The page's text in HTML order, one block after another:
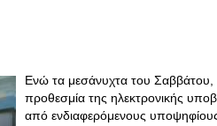
Ενώ τα μεσάνυχτα του Σαββάτου,
προθεσμία της ηλεκτρονικής
από ενδιαφερόμενους